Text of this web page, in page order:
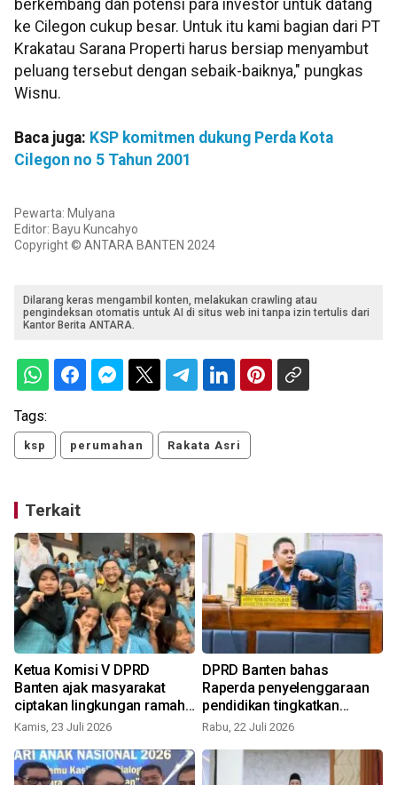
berkembang dan potensi para investor untuk datang
ke Cilegon cukup besar. Untuk itu kami bagian dari PT
Krakatau Sarana Properti harus bersiap menyambut
peluang tersebut dengan sebaik-baiknya," pungkas
Wisnu.
Baca juga: KSP komitmen dukung Perda Kota
Cilegon no 5 Tahun 2001
Pewarta: Mulyana
Editor: Bayu Kuncahyo
Copyright © ANTARA BANTEN 2024
Dilarang keras mengambil konten, melakukan crawling atau
pengindeksan otomatis untuk AI di situs web ini tanpa izin tertulis dari
Kantor Berita ANTARA.
Tags:
ksp perumahan Rakata Asri
Terkait
Ketua Komisi V DPRD
Banten ajak masyarakat
ciptakan lingkungan ramah
anak
Kamis, 23 Juli 2026
DPRD Banten bahas
Raperda penyelenggaraan
pendidikan tingkatkan
kualitas
Rabu, 22 Juli 2026